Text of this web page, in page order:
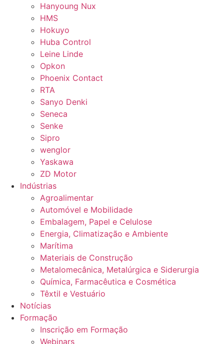
Hanyoung Nux
HMS
Hokuyo
Huba Control
Leine Linde
Opkon
Phoenix Contact
RTA
Sanyo Denki
Seneca
Senke
Sipro
wenglor
Yaskawa
ZD Motor
Indústrias
Agroalimentar
Automóvel e Mobilidade
Embalagem, Papel e Celulose
Energia, Climatização e Ambiente
Marítima
Materiais de Construção
Metalomecânica, Metalúrgica e Siderurgia
Química, Farmacêutica e Cosmética
Têxtil e Vestuário
Notícias
Formação
Inscrição em Formação
Webinars